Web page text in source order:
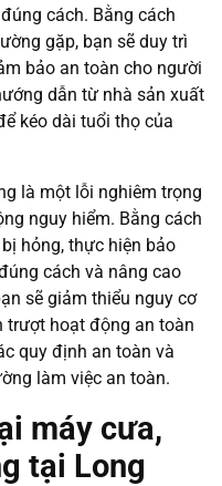
cách. Bằng cách
gặp, bạn sẽ duy trì
bảo an toàn cho người
dẫn từ nhà sản xuất
kéo dài tuổi thọ của
là một lỗi nghiêm trọng
nguy hiểm. Bằng cách
hỏng, thực hiện bảo
cách và nâng cao
sẽ giảm thiểu nguy cơ
trượt hoạt động an toàn
quy định an toàn và
làm việc an toàn.
máy cưa,
tại Long